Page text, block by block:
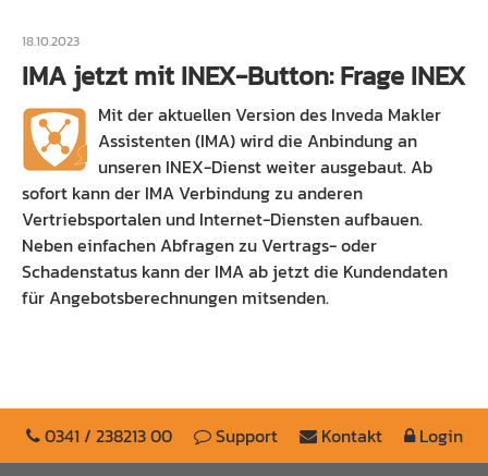
18.10.2023
IMA jetzt mit INEX-Button: Frage INEX
Mit der aktuellen Version des Inveda Makler
Assistenten (IMA) wird die Anbindung an
unseren INEX-Dienst weiter ausgebaut. Ab
sofort kann der IMA Verbindung zu anderen
Vertriebsportalen und Internet-Diensten aufbauen.
Neben einfachen Abfragen zu Vertrags- oder
Schadenstatus kann der IMA ab jetzt die Kundendaten
für Angebotsberechnungen mitsenden.
0341 / 238213 00 Support Kontakt Login